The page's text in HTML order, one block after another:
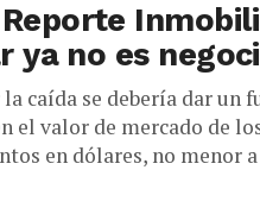
ya no es
caída se debería dar un
el valor de mercado de
en dólares, no menor a